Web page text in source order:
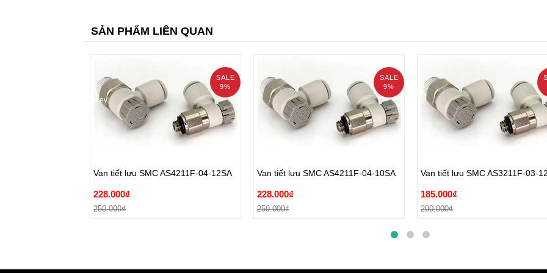
SẢN PHẨM LIÊN QUAN
SALE
9%
Van tiết lưu SMC AS4211F-04-12SA
228.000₫
250.000₫
Van tiết lưu SMC AS4211F-04-12SA
SALE
9%
Van tiết lưu SMC AS4211F-04-10SA
228.000₫
250.000₫
Van tiết lưu SMC AS4211F-04-10SA
Van tiết lưu SMC AS3211F-03-
185.000₫
200.000₫
Van tiết lưu SMC AS3211F-03-
prev